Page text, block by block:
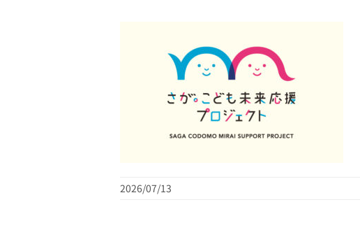
2026/07/13